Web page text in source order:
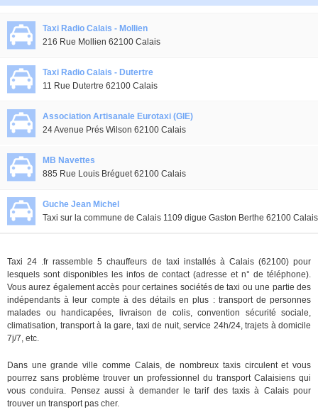
Taxi Radio Calais - Mollien
216 Rue Mollien 62100 Calais
Taxi Radio Calais - Dutertre
11 Rue Dutertre 62100 Calais
Association Artisanale Eurotaxi (GIE)
24 Avenue Prés Wilson 62100 Calais
MB Navettes
885 Rue Louis Bréguet 62100 Calais
Guche Jean Michel
Taxi sur la commune de Calais 1109 digue Gaston Berthe 62100 Calais
Taxi 24 .fr rassemble 5 chauffeurs de taxi installés à Calais (62100) pour
lesquels sont disponibles les infos de contact (adresse et n° de téléphone).
Vous aurez également accès pour certaines sociétés de taxi ou une partie des
indépendants à leur compte à des détails en plus : transport de personnes
malades ou handicapées, livraison de colis, convention sécurité sociale,
climatisation, transport à la gare, taxi de nuit, service 24h/24, trajets à domicile
7j/7, etc.
Dans une grande ville comme Calais, de nombreux taxis circulent et vous
pourrez sans problème trouver un professionnel du transport Calaisiens qui
vous conduira. Pensez aussi à demander le tarif des taxis à Calais pour
trouver un transport pas cher.